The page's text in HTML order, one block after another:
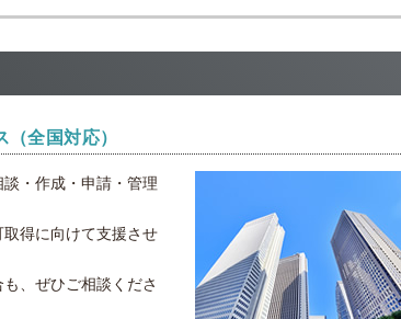
全国対応）
・作成・申請・管理
得に向けて支援させ
、ぜひご相談くださ